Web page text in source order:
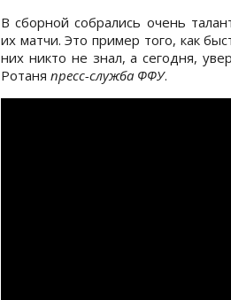
В сборной собрались очень
их матчи. Это пример того, как
них никто не знал, а сегодня,
Ротаня пресс-служба ФФУ.